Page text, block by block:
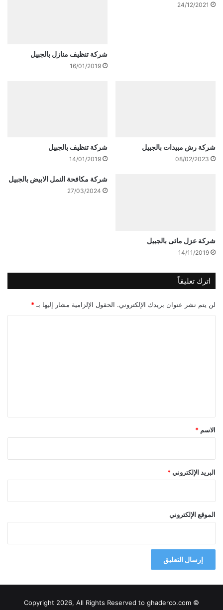
24/12/2021
شركة تنظيف منازل بالجبيل
16/01/2019
شركة رش مبيدات بالجبيل
08/02/2023
شركة تنظيف بالجبيل
14/01/2019
شركة عزل مائى بالجبيل
14/11/2019
شركة مكافحة النمل الابيض بالجبيل
27/03/2024
اترك تعليقاً
لن يتم نشر عنوان بريدك الإلكتروني. الحقول الإلزامية مشار إليها بـ *
*
الاسم *
البريد الإلكتروني *
الموقع الإلكتروني
© Copyright 2026, All Rights Reserved to ghaderco.com